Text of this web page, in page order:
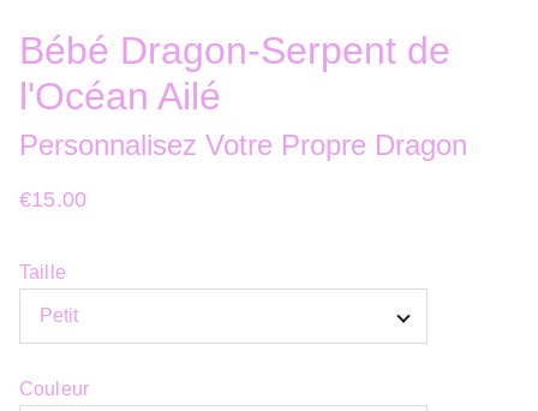
Bébé Dragon-Serpent de
l'Océan Ailé
Personnalisez Votre Propre Dragon
€15.00
Taille
Couleur